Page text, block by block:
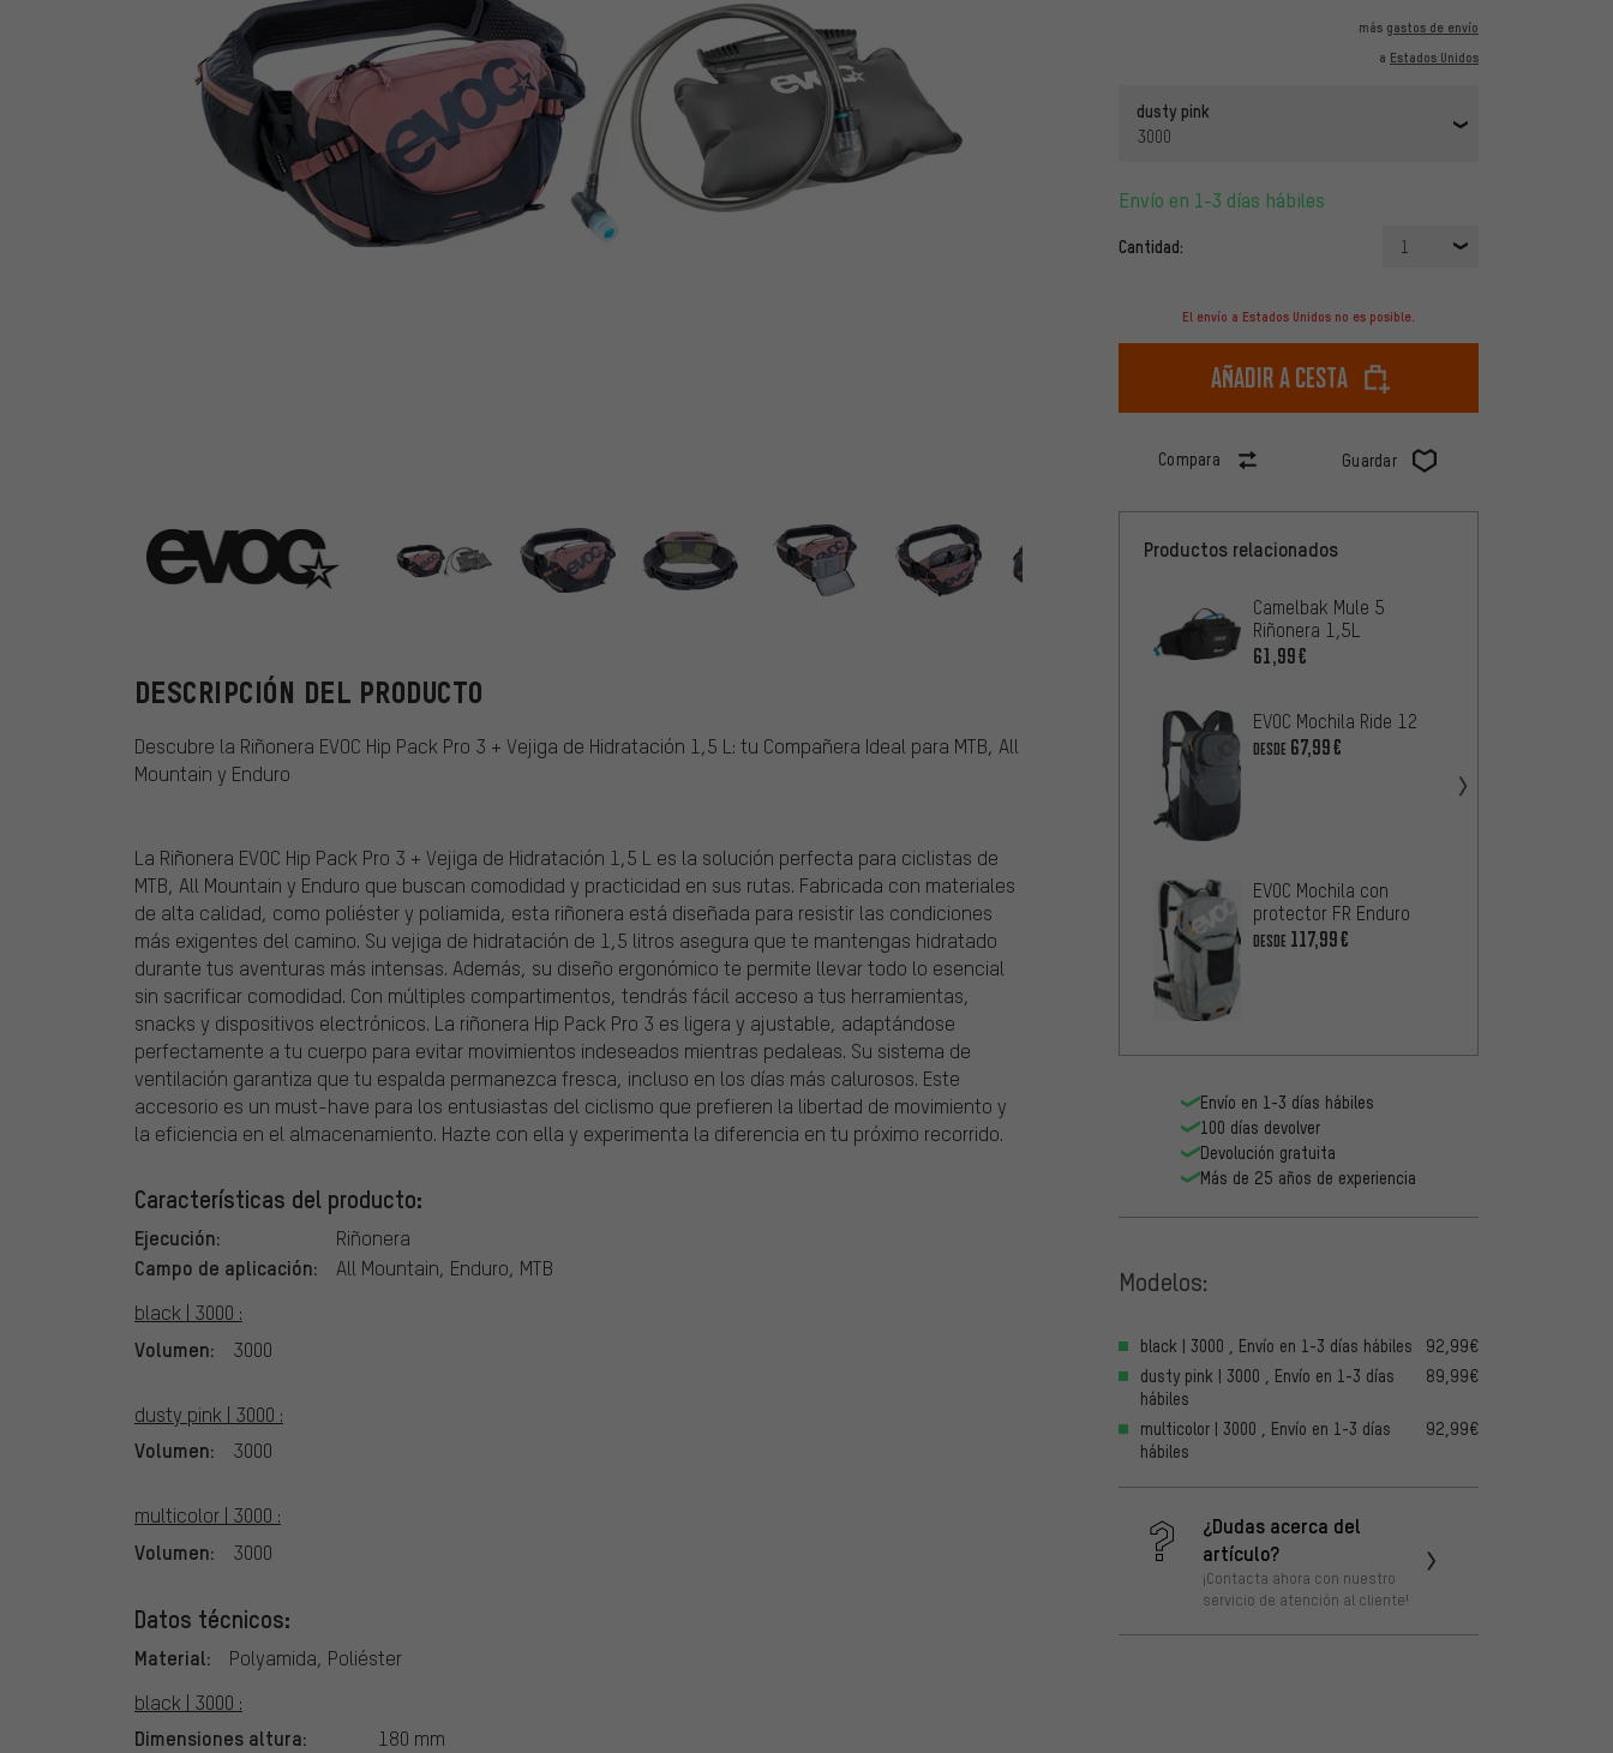
más gastos de envío
a Estados Unidos
dusty pink
3000
Envío en 1-3 días hábiles
Cantidad: 1
El envío a Estados Unidos no es posible.
Añadir a cesta
Compara Guardar
EVOC
DESCRIPCIÓN DEL PRODUCTO
Descubre la Riñonera EVOC Hip Pack Pro 3 + Vejiga de Hidratación 1,5 L: tu Compañera Ideal para MTB, All
Mountain y Enduro
La Riñonera EVOC Hip Pack Pro 3 + Vejiga de Hidratación 1,5 L es la solución perfecta para ciclistas de
MTB, All Mountain y Enduro que buscan comodidad y practicidad en sus rutas. Fabricada con materiales
de alta calidad, como poliéster y poliamida, esta riñonera está diseñada para resistir las condiciones
más exigentes del camino. Su vejiga de hidratación de 1,5 litros asegura que te mantengas hidratado
durante tus aventuras más intensas. Además, su diseño ergonómico te permite llevar todo lo esencial
sin sacrificar comodidad. Con múltiples compartimentos, tendrás fácil acceso a tus herramientas,
snacks y dispositivos electrónicos. La riñonera Hip Pack Pro 3 es ligera y ajustable, adaptándose
perfectamente a tu cuerpo para evitar movimientos indeseados mientras pedaleas. Su sistema de
ventilación garantiza que tu espalda permanezca fresca, incluso en los días más calurosos. Este
accesorio es un must-have para los entusiastas del ciclismo que prefieren la libertad de movimiento y
la eficiencia en el almacenamiento. Hazte con ella y experimenta la diferencia en tu próximo recorrido.
Características del producto:
Ejecución: Riñonera
Campo de aplicación:
All Mountain, Enduro, MTB
black | 3000 :
Volumen: 3000
dusty pink | 3000 :
Volumen: 3000
multicolor | 3000 :
Volumen: 3000
Datos técnicos:
Material:
Polyamida, Poliéster
black | 3000 :
Dimensiones altura: 180 mm
Productos relacionados
Camelbak Mule 5
Riñonera 1,5L
61,99€
EVOC Mochila Ride 12
DESDE 67,99€
EVOC Mochila con
protector FR Enduro
DESDE 117,99€
Envío en 1-3 días hábiles
100 días devolver
Devolución gratuita
Más de 25 años de experiencia
Modelos:
black | 3000 , Envío en 1-3 días hábiles
92,99€
dusty pink | 3000 , Envío en 1-3 días
hábiles
89,99€
multicolor | 3000 , Envío en 1-3 días
hábiles
92,99€
¿Dudas acerca del
artículo?
¡Contacta ahora con nuestro
servicio de atención al cliente!